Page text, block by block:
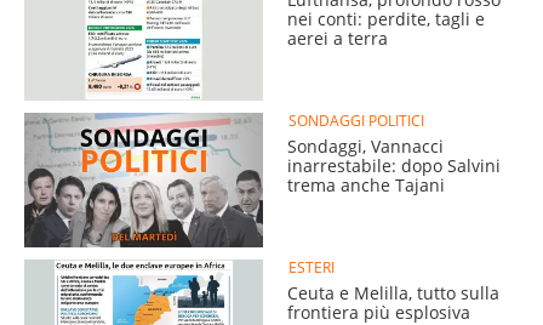
nei conti: perdite, tagli e
aerei a terra
SONDAGGI POLITICI
Sondaggi, Vannacci
inarrestabile: dopo Salvini
trema anche Tajani
ESTERI
Ceuta e Melilla, tutto sulla
frontiera più esplosiva